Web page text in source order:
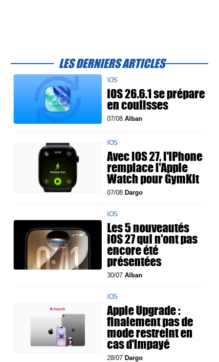
LES DERNIERS ARTICLES
IOS
iOS 26.6.1 se prépare
en coulisses
07/08Alban
IOS
Avec iOS 27, l'iPhone
remplace l'Apple
Watch pour GymKit
07/08 Dargo
IOS
Les 5 nouveautés
iOS 27 qui n'ont pas
encore été
présentées
30/07Alban
IOS
Apple Upgrade :
finalement pas de
mode restreint en
cas d'impayé
28/07 Dargo